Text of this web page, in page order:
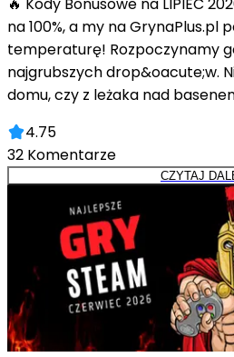
na 100%, a my na GrynaPlus.pl
temperaturę! Rozpoczynamy
najgrubszych drop&oacute;w.
domu, czy z leżaka nad
4.75
32 Komentarze
CZYTAJ